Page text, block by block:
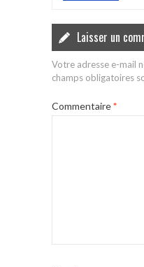
Laisser un
Votre adresse e-mail
champs obligatoires
Commentaire*